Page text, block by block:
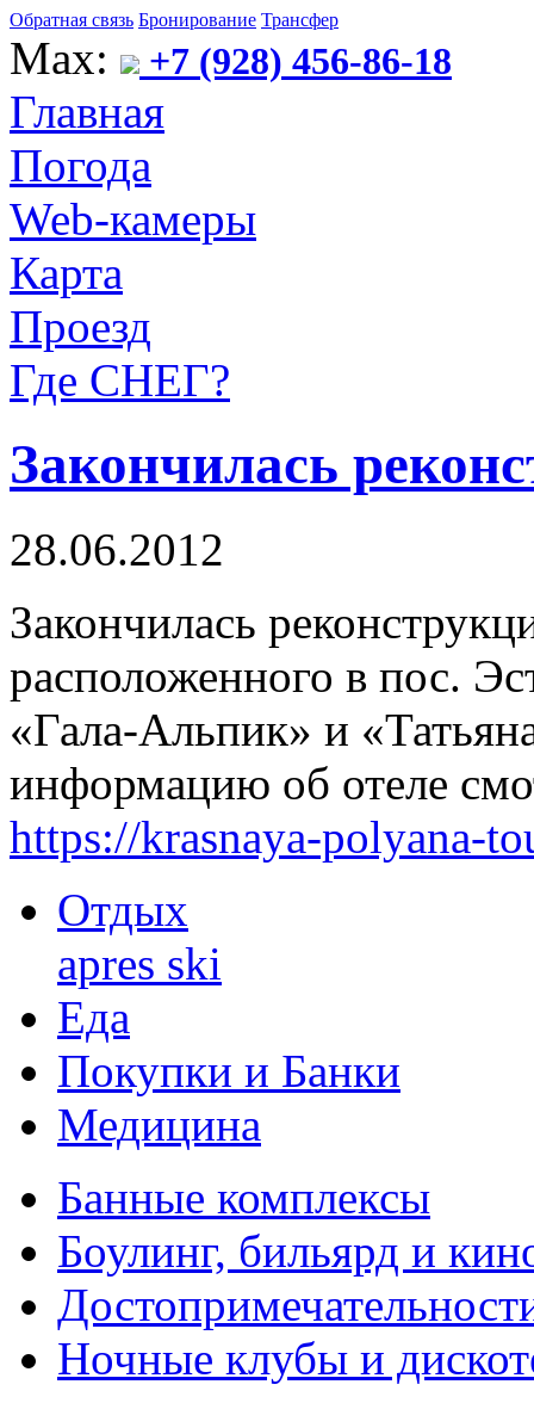
Обратная связь Бронирование Трансфер
Max: +7 (928) 456-86-18
Главная
Погода
Web-камеры
Карта
Проезд
Где СНЕГ?
Закончилась
28.06.2012
Закончилась
расположенного в пос.
«Гала-Альпик» и
информацию об отеле
https://krasnaya-polyana-
Отдых
apres ski
Еда
Покупки и Банки
Медицина
Банные комплексы
Боулинг, бильярд и
Ночные клубы и